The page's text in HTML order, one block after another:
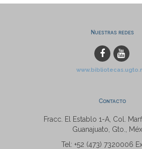
Nuestras redes
Contacto
Fracc. El Establo 1-A, Col.
Guanajuato, Gto.,
Tel: +52 (473) 7320006